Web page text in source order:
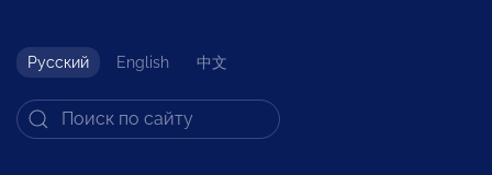
Русский English 中文